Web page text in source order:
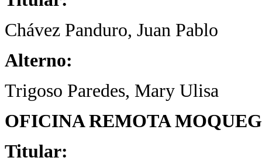
Chávez Panduro, Juan Pablo
Alterno:
Trigoso Paredes, Mary Ulisa
OFICINA REMOTA
Titular: